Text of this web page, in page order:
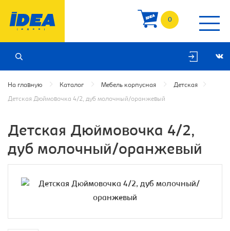
0
На главную Каталог Мебель корпусная Детская
Детская Дюймовочка 4/2, дуб молочный/оранжевый
Детская Дюймовочка 4/2,
дуб молочный/оранжевый